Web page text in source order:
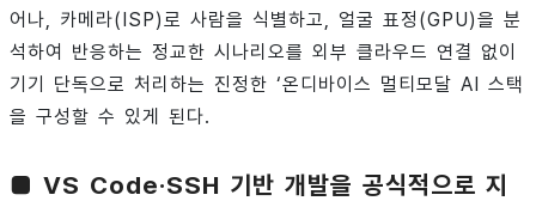
어나, 카메라(ISP)로 사람을 식별하고, 얼굴 표정(GPU)을 분
석하여 반응하는 정교한 시나리오를 외부 클라우드 연결 없이
기기 단독으로 처리하는 진정한 ‘온디바이스 멀티모달 AI 스택
을 구성할 수 있게 된다.
■ VS Code·SSH 기반 개발을 공식적으로 지